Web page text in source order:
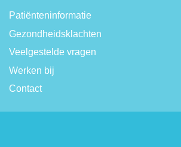
Patiënteninformatie
Gezondheidsklachten
Veelgestelde vragen
Werken bij
Contact